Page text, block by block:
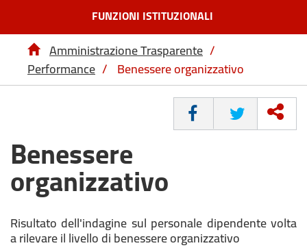
FUNZIONI ISTITUZIONALI
Amministrazione Trasparente /
Performance / Benessere organizzativo
CONDIVIDI
Benessere
organizzativo
Risultato dell'indagine sul personale dipendente volta
a rilevare il livello di benessere organizzativo